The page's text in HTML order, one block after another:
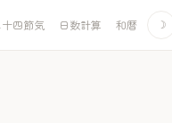
四節気 日数計算 和暦 ☽